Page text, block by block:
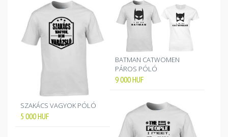
SZAKÁCS VAGYOK PÓLÓ
5 000HUF
BATMAN CATWOMEN
PÁROS PÓLÓ
9 000HUF